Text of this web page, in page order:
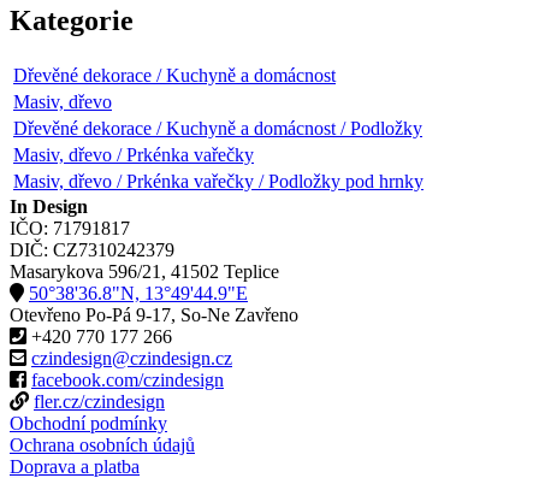
Kategorie
Dřevěné dekorace / Kuchyně a domácnost
Masiv, dřevo
Dřevěné dekorace / Kuchyně a domácnost / Podložky
Masiv, dřevo / Prkénka vařečky
Masiv, dřevo / Prkénka vařečky / Podložky pod hrnky
In Design
IČO: 71791817
DIČ: CZ7310242379
Masarykova 596/21, 41502 Teplice
50°38'36.8"N, 13°49'44.9"E
Otevřeno Po-Pá 9-17, So-Ne Zavřeno
+420 770 177 266
czindesign@czindesign.cz
facebook.com/czindesign
fler.cz/czindesign
Obchodní podmínky
Ochrana osobních údajů
Doprava a platba